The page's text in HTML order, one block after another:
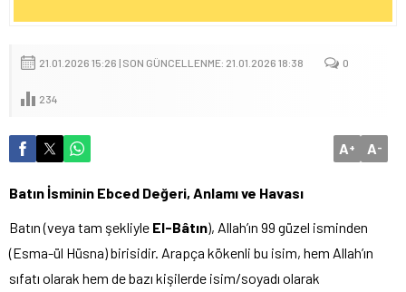
21.01.2026 15:26 | SON GÜNCELLENME: 21.01.2026 18:38 0
234
A+ A-
Batın İsminin Ebced Değeri, Anlamı ve Havası
Batın (veya tam şekliyle El-Bâtın), Allah’ın 99 güzel isminden
(Esma-ül Hüsna) birisidir. Arapça kökenli bu isim, hem Allah’ın
sıfatı olarak hem de bazı kişilerde isim/soyadı olarak